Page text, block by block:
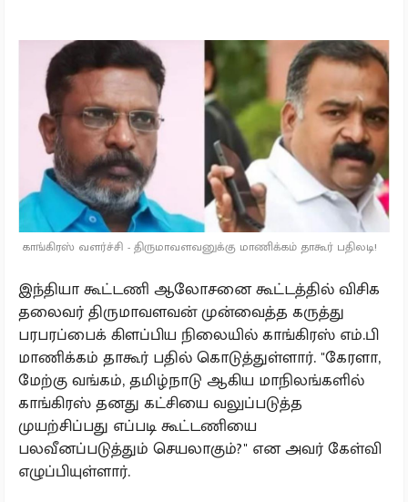
காங்கிரஸ் வளர்ச்சி - திருமாவளவனுக்கு மாணிக்கம் தாகூர் பதிலடி!
இந்தியா கூட்டணி ஆலோசனை கூட்டத்தில் விசிக
தலைவர் திருமாவளவன் முன்வைத்த கருத்து
பரபரப்பைக் கிளப்பிய நிலையில் காங்கிரஸ் எம்.பி
மாணிக்கம் தாகூர் பதில் கொடுத்துள்ளார். "கேரளா,
மேற்கு வங்கம், தமிழ்நாடு ஆகிய மாநிலங்களில்
காங்கிரஸ் தனது கட்சியை வலுப்படுத்த
முயற்சிப்பது எப்படி கூட்டணியை
பலவீனப்படுத்தும் செயலாகும்?" என அவர் கேள்வி
எழுப்பியுள்ளார்.